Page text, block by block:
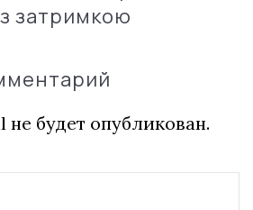
затримкою
будет опубликован.